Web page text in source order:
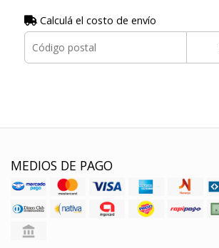
Calculá el costo de envío
MEDIOS DE PAGO